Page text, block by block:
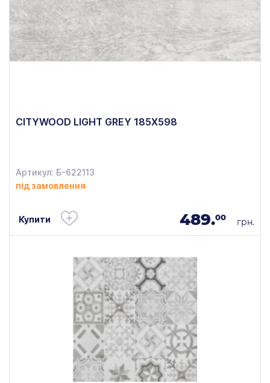
CITYWOOD LIGHT GREY 185X598
Артикул: Б-622113
під замовлення
Купити 489.00 грн.